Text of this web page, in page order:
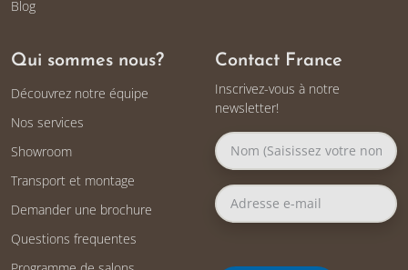
Blog
Qui sommes nous?
Découvrez notre équipe
Nos services
Showroom
Transport et montage
Demander une brochure
Questions frequentes
Contact France
Inscrivez-vous à notre
newsletter!